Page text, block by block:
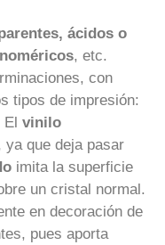
ácidos o
, etc.
con
tipos de impresión:
El vinilo
ya que deja pasar
imita la superficie
un cristal normal.
en decoración de
pues aporta